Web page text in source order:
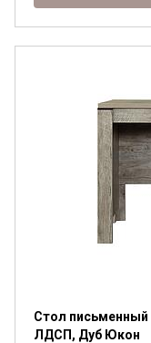
Стол письменный
ЛДСП, Дуб Юкон